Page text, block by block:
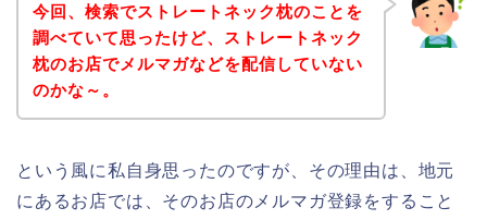
今回、検索でストレートネック枕のことを
調べていて思ったけど、ストレートネック
枕のお店でメルマガなどを配信していない
のかな～。
という風に私自身思ったのですが、その理由は、地元
にあるお店では、そのお店のメルマガ登録をすること